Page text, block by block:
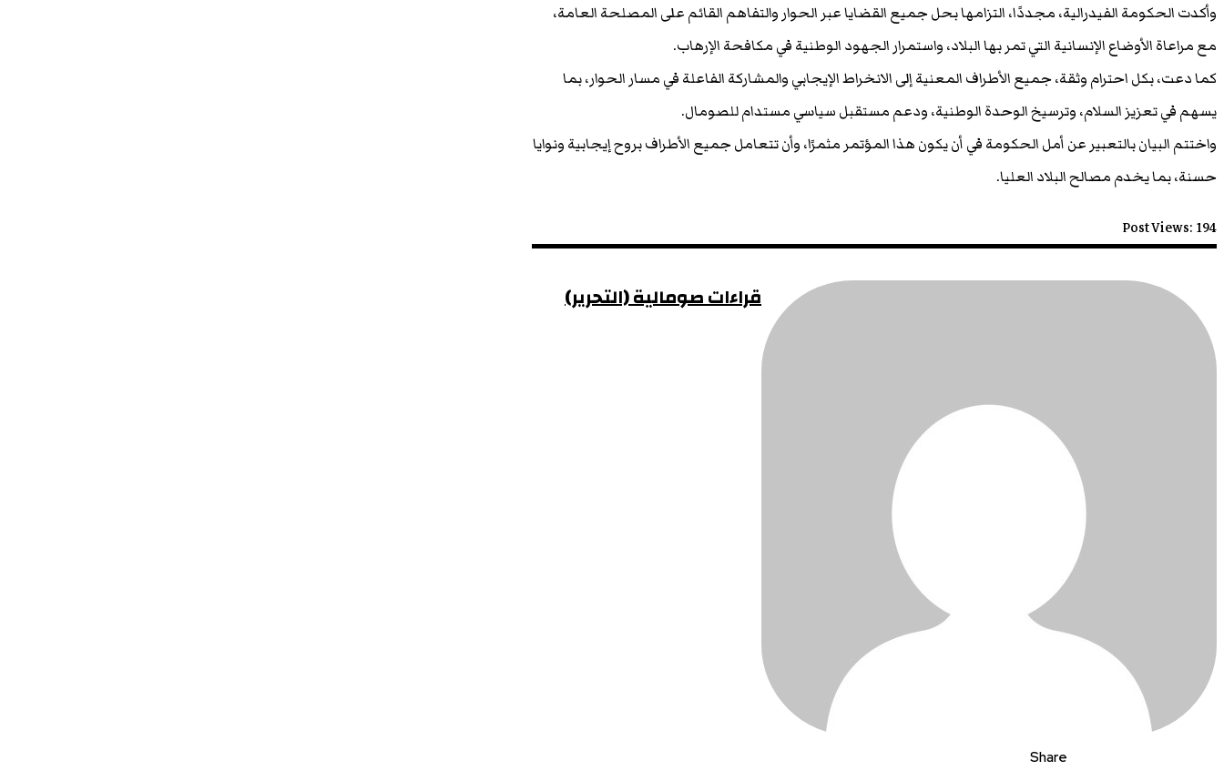
وأكدت الحكومة الفيدرالية، مجددًا، التزامها بحل جميع القضايا عبر الحوار والتفاهم القائم على المصلحة العامة،
مع مراعاة الأوضاع الإنسانية التي تمر بها البلاد، واستمرار الجهود الوطنية في مكافحة الإرهاب.
كما دعت، بكل احترام وثقة، جميع الأطراف المعنية إلى الانخراط الإيجابي والمشاركة الفاعلة في مسار الحوار، بما
يسهم في تعزيز السلام، وترسيخ الوحدة الوطنية، ودعم مستقبل سياسي مستدام للصومال.
واختتم البيان بالتعبير عن أمل الحكومة في أن يكون هذا المؤتمر مثمرًا، وأن تتعامل جميع الأطراف بروح إيجابية ونوايا
حسنة، بما يخدم مصالح البلاد العليا.
Post Views: 194
قراءات صومالية (التحرير)
Share